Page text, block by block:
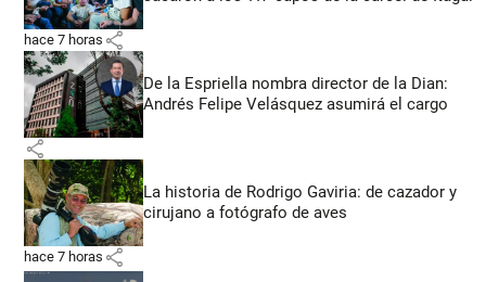
hace 7 horas share
De la Espriella nombra director de la Dian:
Andrés Felipe Velásquez asumirá el cargo
share
La historia de Rodrigo Gaviria: de cazador y
cirujano a fotógrafo de aves
hace 7 horas share